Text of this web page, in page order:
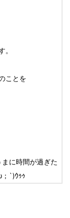
。
ことを
に時間が過ぎた
`)ｳｩｩ